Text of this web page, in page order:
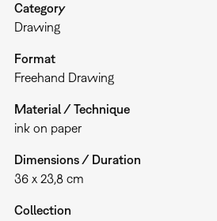
Category
Drawing
Format
Freehand Drawing
Material / Technique
ink on paper
Dimensions / Duration
36 x 23,8 cm
Collection